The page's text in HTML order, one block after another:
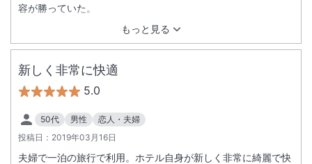
もっと見る
容が勝っていた。
新しく非常に快適
5.0
50代 男性
恋人・夫婦
投稿日： 2019年03月16日
夫婦で一泊の旅行で利用。ホテル自身が新しく非常に綺麗で快